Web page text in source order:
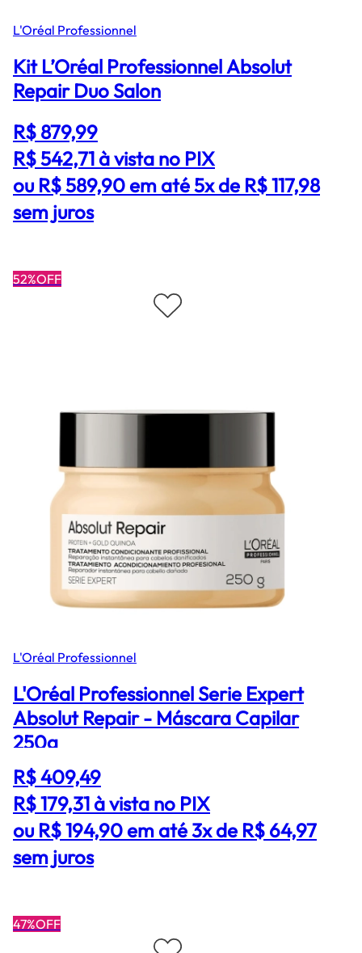
L'Oréal Professionnel
Kit L’Oréal Professionnel Absolut
Repair Duo Salon
R$ 879,99
R$ 542,71à vista no PIX
ou R$ 589,90 em até 5x de R$ 117,98
sem juros
52%OFF
L'Oréal Professionnel
L'Oréal Professionnel Serie Expert
Absolut Repair - Máscara Capilar
250g
R$ 409,49
R$ 179,31à vista no PIX
ou R$ 194,90 em até 3x de R$ 64,97
sem juros
47%OFF